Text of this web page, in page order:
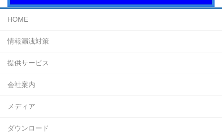
HOME
情報漏洩対策
提供サービス
会社案内
メディア
ダウンロード